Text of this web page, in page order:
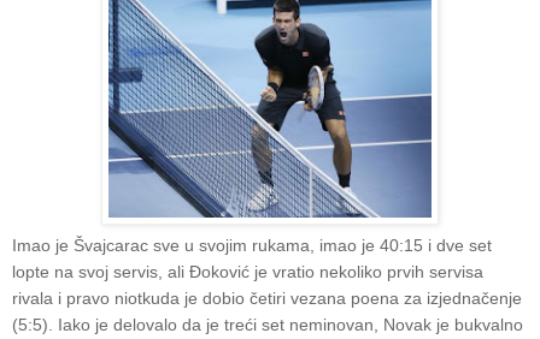
Imao je Švajcarac sve u svojim rukama, imao je 40:15 i dve set
lopte na svoj servis, ali Đoković je vratio nekoliko prvih servisa
rivala i pravo niotkuda je dobio četiri vezana poena za izjednačenje
(5:5). Iako je delovalo da je treći set neminovan, Novak je bukvalno